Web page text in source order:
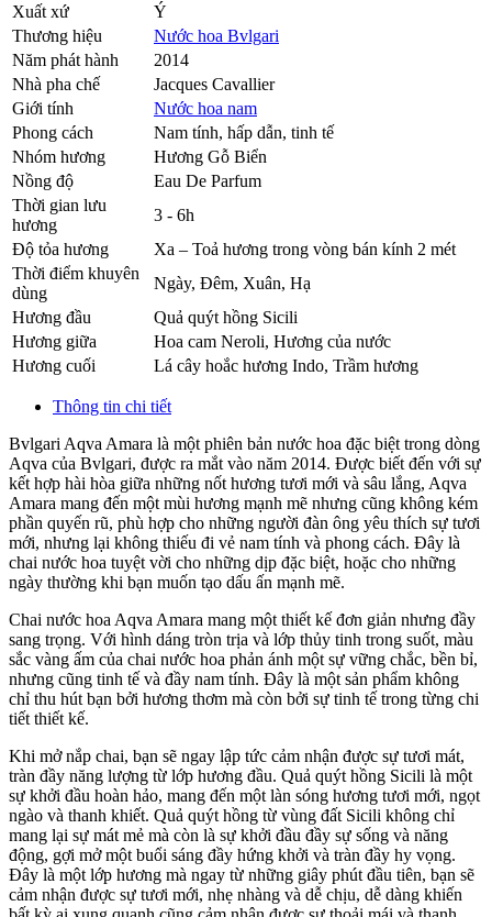
Xuất xứ
Ý
Thương hiệu
Nước hoa Bvlgari
Năm phát hành
2014
Nhà pha chế
Jacques Cavallier
Giới tính
Nước hoa nam
Phong cách
Nam tính, hấp dẫn, tinh tế
Nhóm hương
Hương Gỗ Biển
Nồng độ
Eau De Parfum
Thời gian lưu
hương
3 - 6h
Độ tỏa hương
Xa – Toả hương trong vòng bán kính 2 mét
Thời điểm khuyên
dùng
Ngày, Đêm, Xuân, Hạ
Hương đầu
Quả quýt hồng Sicili
Hương giữa
Hoa cam Neroli, Hương của nước
Hương cuối
Lá cây hoắc hương Indo, Trầm hương
Thông tin chi tiết
Bvlgari Aqva Amara là một phiên bản nước hoa đặc biệt trong dòng
Aqva của Bvlgari, được ra mắt vào năm 2014. Được biết đến với sự
kết hợp hài hòa giữa những nốt hương tươi mới và sâu lắng, Aqva
Amara mang đến một mùi hương mạnh mẽ nhưng cũng không kém
phần quyến rũ, phù hợp cho những người đàn ông yêu thích sự tươi
mới, nhưng lại không thiếu đi vẻ nam tính và phong cách. Đây là
chai nước hoa tuyệt vời cho những dịp đặc biệt, hoặc cho những
ngày thường khi bạn muốn tạo dấu ấn mạnh mẽ.
Chai nước hoa Aqva Amara mang một thiết kế đơn giản nhưng đầy
sang trọng. Với hình dáng tròn trịa và lớp thủy tinh trong suốt, màu
sắc vàng ấm của chai nước hoa phản ánh một sự vững chắc, bền bỉ,
nhưng cũng tinh tế và đầy nam tính. Đây là một sản phẩm không
chỉ thu hút bạn bởi hương thơm mà còn bởi sự tinh tế trong từng chi
tiết thiết kế.
Khi mở nắp chai, bạn sẽ ngay lập tức cảm nhận được sự tươi mát,
tràn đầy năng lượng từ lớp hương đầu. Quả quýt hồng Sicili là một
sự khởi đầu hoàn hảo, mang đến một làn sóng hương tươi mới, ngọt
ngào và thanh khiết. Quả quýt hồng từ vùng đất Sicili không chỉ
mang lại sự mát mẻ mà còn là sự khởi đầu đầy sự sống và năng
động, gợi mở một buổi sáng đầy hứng khởi và tràn đầy hy vọng.
Đây là một lớp hương mà ngay từ những giây phút đầu tiên, bạn sẽ
cảm nhận được sự tươi mới, nhẹ nhàng và dễ chịu, dễ dàng khiến